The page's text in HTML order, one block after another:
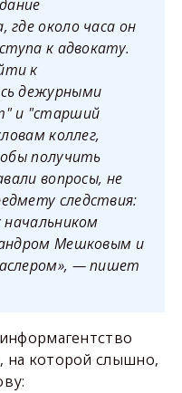
около часа он
к адвокату.
к
дежурными
и "старший
коллег,
получить
вопросы, не
следствия:
начальником
Мешковым и
— пишет
на которой слышно,